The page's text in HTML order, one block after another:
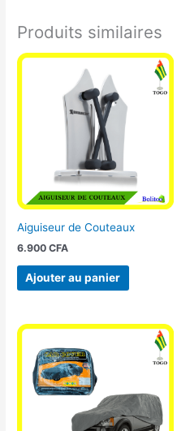
Produits similaires
Aiguiseur de Couteaux
6.900CFA
Ajouter au panier